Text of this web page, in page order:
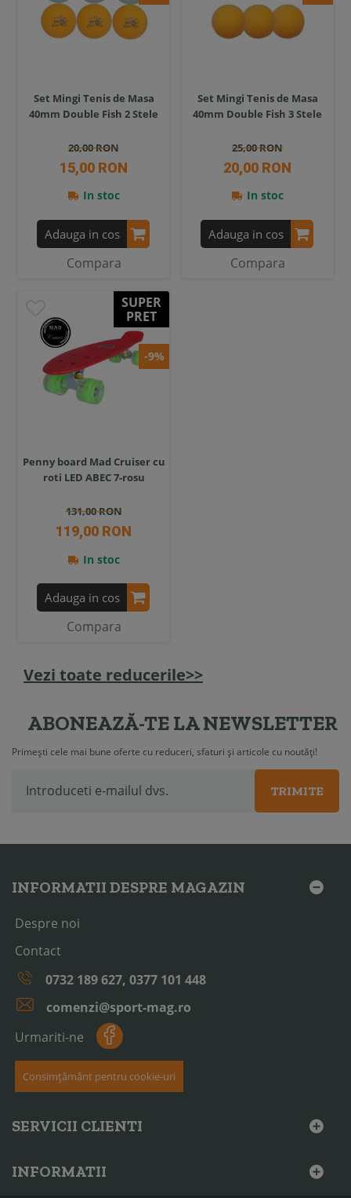
Set Mingi Tenis de Masa
40mm Double Fish 2 Stele
20,00 RON
15,00 RON
In stoc
Adauga in cos
Compara
Set Mingi Tenis de Masa
40mm Double Fish 3 Stele
25,00 RON
20,00 RON
In stoc
Adauga in cos
Compara
SUPER
PRET
-9%
Penny board Mad Cruiser cu
roti LED ABEC 7-rosu
131,00 RON
119,00 RON
In stoc
Adauga in cos
Compara
Vezi toate reducerile>>
ABONEAZĂ-TE LA NEWSLETTER
Primești cele mai bune oferte cu reduceri, sfaturi și articole cu noutăți!
TRIMITE
INFORMATII DESPRE MAGAZIN
Despre noi
Contact
0732 189 627, 0377 101 448
comenzi@sport-mag.ro
Urmariti-ne
Consimțământ pentru cookie-uri
SERVICII CLIENTI
INFORMATII